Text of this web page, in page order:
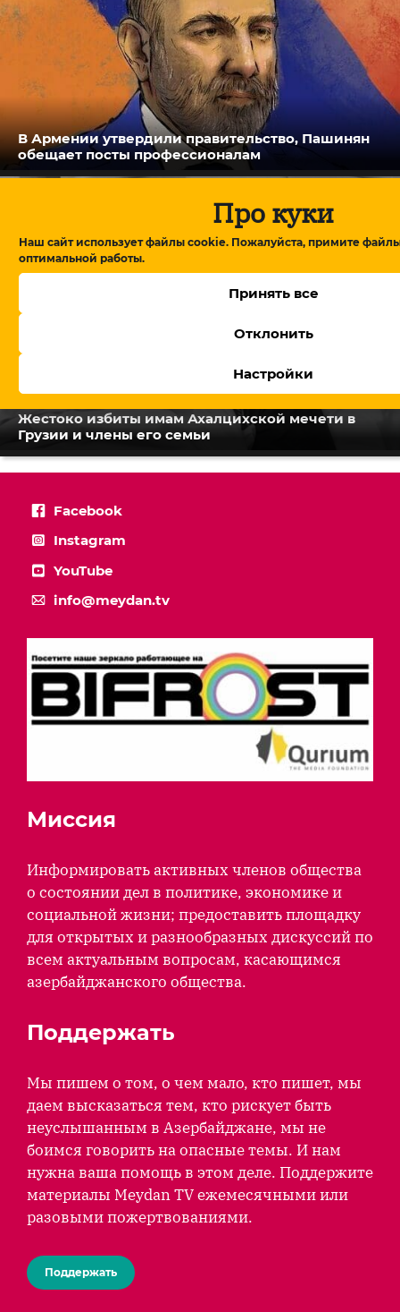
Про куки
Наш сайт использует файлы cookie. Пожалуйста, примите
оптимальной работы.
Принять все
Отклонить
Настройки
В Армении утвердили правительство, Пашинян
обещает посты профессионалам
Жестоко избиты имам Ахалцихской мечети в
Грузии и члены его семьи
Facebook
Instagram
YouTube
info@meydan.tv
Миссия
Информировать активных членов общества
о состоянии дел в политике, экономике и
социальной жизни; предоставить площадку
для открытых и разнообразных дискуссий по
всем актуальным вопросам, касающимся
азербайджанского общества.
Поддержать
Мы пишем о том, о чем мало, кто пишет, мы
даем высказаться тем, кто рискует быть
неуслышанным в Азербайджане, мы не
боимся говорить на опасные темы. И нам
нужна ваша помощь в этом деле. Поддержите
материалы Meydan TV ежемесячными или
разовыми пожертвованиями.
Поддержать